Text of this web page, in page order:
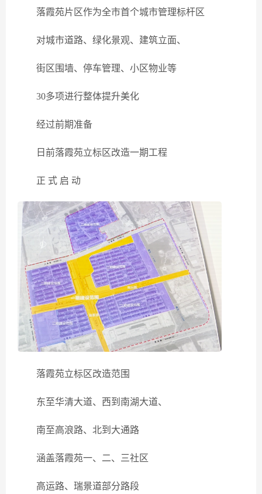
落霞苑片区作为全市首个城市管理标杆区
对城市道路、绿化景观、建筑立面、
街区围墙、停车管理、小区物业等
30多项进行整体提升美化
经过前期准备
日前落霞苑立标区改造一期工程
正 式 启 动
落霞苑立标区改造范围
东至华清大道、西到南湖大道、
南至高浪路、北到大通路
涵盖落霞苑一、二、三社区
高运路、瑞景道部分路段